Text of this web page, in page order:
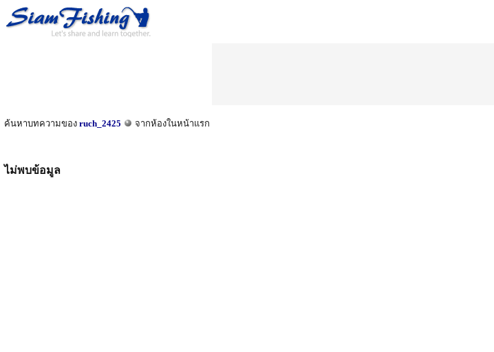
ค้นหาบทความของ ruch_2425 จากห้องในหน้าแรก
ไม่พบข้อมูล